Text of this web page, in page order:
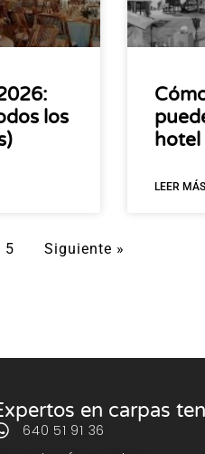
los
hotel
LEER
5 Siguiente »
en carpas
640 51 91 36